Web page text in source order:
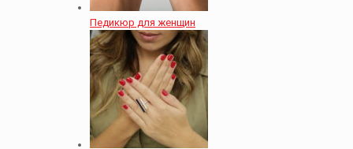
Педикюр для женщин